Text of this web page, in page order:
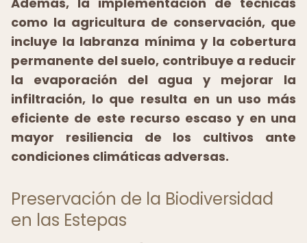
como la agricultura de conservación, que
incluye la labranza mínima y la cobertura
permanente del suelo, contribuye a reducir
la evaporación del agua y mejorar la
infiltración, lo que resulta en un uso más
eficiente de este recurso escaso y en una
mayor resiliencia de los cultivos ante
condiciones climáticas adversas.
Preservación de la Biodiversidad
en las Estepas